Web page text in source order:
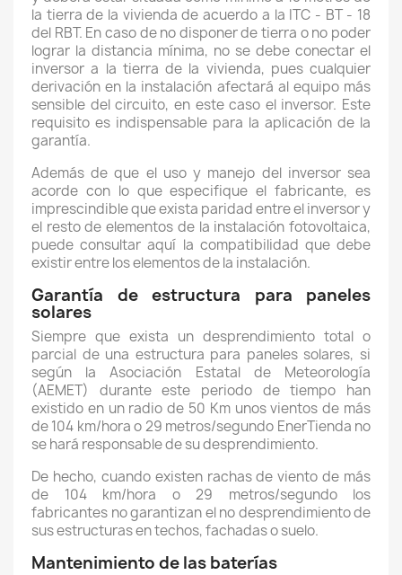
la tierra de la vivienda de acuerdo a la ITC - BT - 18
del RBT. En caso de no disponer de tierra o no poder
lograr la distancia mínima, no se debe conectar el
inversor a la tierra de la vivienda, pues cualquier
derivación en la instalación afectará al equipo más
sensible del circuito, en este caso el inversor. Este
requisito es indispensable para la aplicación de la
garantía.
Además de que el uso y manejo del inversor sea
acorde con lo que especifique el fabricante, es
imprescindible que exista paridad entre el inversor y
el resto de elementos de la instalación fotovoltaica,
puede consultar aquí la compatibilidad que debe
existir entre los elementos de la instalación.
Garantía de estructura para paneles
solares
Siempre que exista un desprendimiento total o
parcial de una estructura para paneles solares, si
según la Asociación Estatal de Meteorología
(AEMET) durante este periodo de tiempo han
existido en un radio de 50 Km unos vientos de más
de 104 km/hora o 29 metros/segundo EnerTienda no
se hará responsable de su desprendimiento.
De hecho, cuando existen rachas de viento de más
de 104 km/hora o 29 metros/segundo los
fabricantes no garantizan el no desprendimiento de
sus estructuras en techos, fachadas o suelo.
Mantenimiento de las baterías